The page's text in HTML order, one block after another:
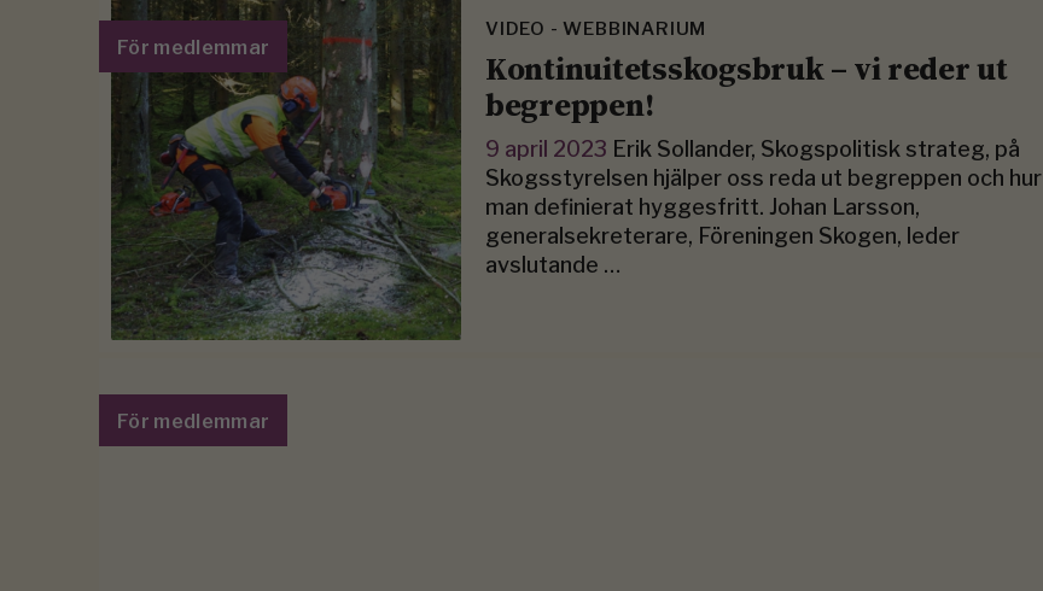
För medlemmar
VIDEO - WEBBINARIUM
Kontinuitetsskogsbruk – vi reder ut
begreppen!
9 april 2023 Erik Sollander, Skogspolitisk strateg, på
Skogsstyrelsen hjälper oss reda ut begreppen och hur
man definierat hyggesfritt. Johan Larsson,
generalsekreterare, Föreningen Skogen, leder
avslutande …
För medlemmar